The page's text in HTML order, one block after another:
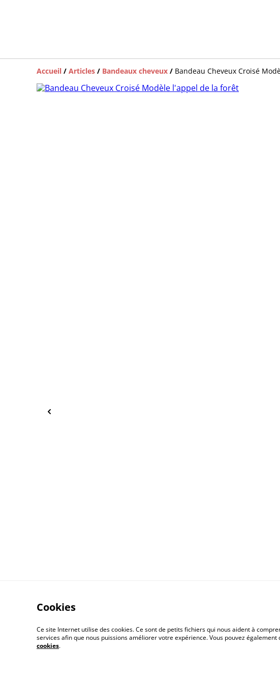
Accueil / Articles / Bandeaux cheveux / Bandeau Cheveux Croisé
Cookies
Ce site Internet utilise des cookies. Ce sont de petits fichiers qui nous aident à
services afin que nous puissions améliorer votre expérience. Vous pouvez
cookies.